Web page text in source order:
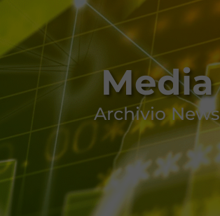
Media
Archivio News